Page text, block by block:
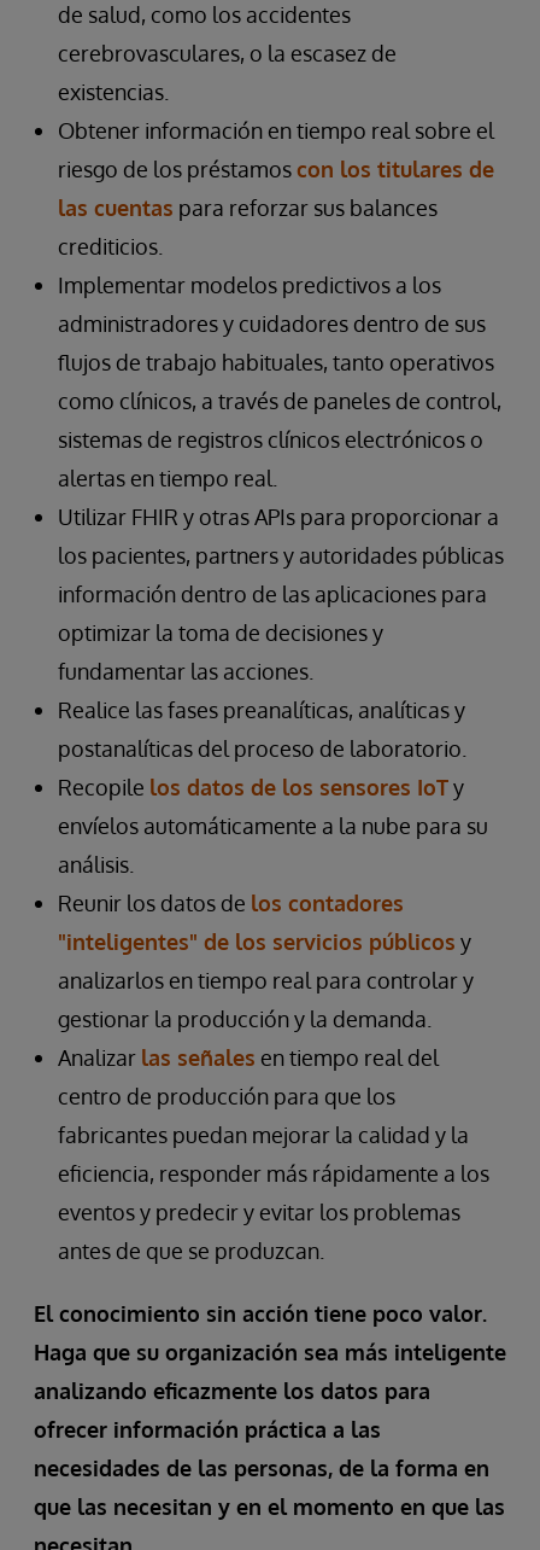
de salud, como los accidentes
cerebrovasculares, o la escasez de
existencias.
Obtener información en tiempo real sobre el
riesgo de los préstamoscon los titulares de
las cuentas para reforzar sus balances
crediticios.
Implementar modelos predictivos a los
administradores y cuidadores dentro de sus
flujos de trabajo habituales, tanto operativos
como clínicos, a través de paneles de control,
sistemas de registros clínicos electrónicos o
alertas en tiempo real.
Utilizar FHIR y otras APIs para proporcionar a
los pacientes, partners y autoridades públicas
información dentro de las aplicaciones para
optimizar la toma de decisiones y
fundamentar las acciones.
Realice las fases preanalíticas, analíticas y
postanalíticas del proceso de laboratorio.
Recopile los datos de los sensores IoTy
envíelos automáticamente a la nube para su
análisis.
Reunir los datos de los contadores
"inteligentes" de los servicios públicos y
analizarlos en tiempo real para controlar y
gestionar la producción y la demanda.
Analizar las señales en tiempo real del
centro de producción para que los
fabricantes puedan mejorar la calidad y la
eficiencia, responder más rápidamente a los
eventos y predecir y evitar los problemas
antes de que se produzcan.
El conocimiento sin acción tiene poco valor.
Haga que su organización sea más inteligente
analizando eficazmente los datos para
ofrecer información práctica a las
necesidades de las personas, de la forma en
que las necesitan y en el momento en que las